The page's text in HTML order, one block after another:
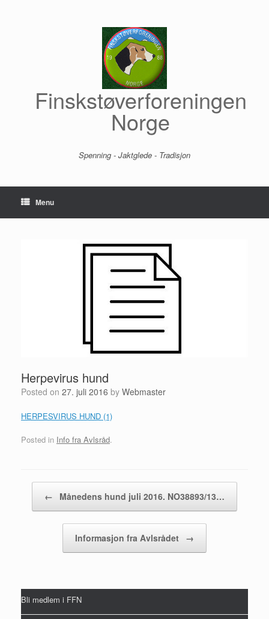
Finskstøverforeningen
Norge
Spenning - Jaktglede - Tradisjon
Menu
Herpevirus hund
Posted on 27. juli 2016 by Webmaster
HERPESVIRUS HUND (1)
Posted in Info fra Avlsråd.
← Månedens hund juli 2016. NO38893/13…
Informasjon fra Avlsrådet →
Bli medlem i FFN